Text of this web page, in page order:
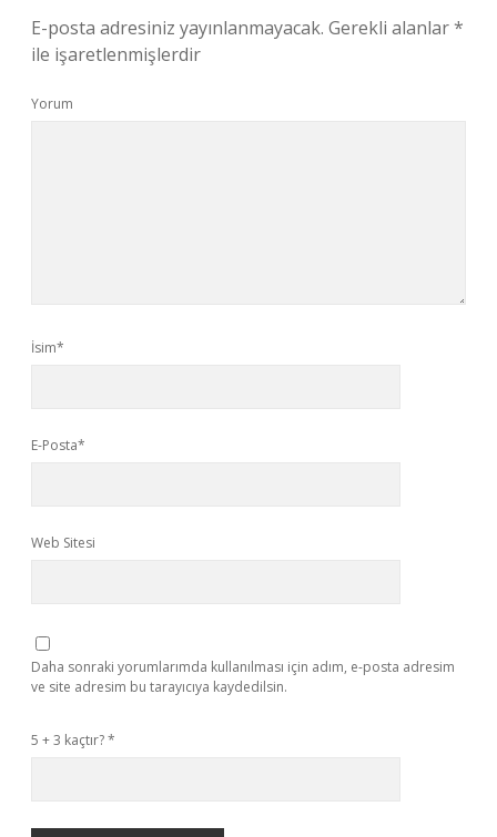
E-posta adresiniz yayınlanmayacak. Gerekli alanlar*
ile işaretlenmişlerdir
Yorum
İsim*
E-Posta*
Web Sitesi
Daha sonraki yorumlarımda kullanılması için adım, e-posta adresim
ve site adresim bu tarayıcıya kaydedilsin.
5 + 3 kaçtır?*